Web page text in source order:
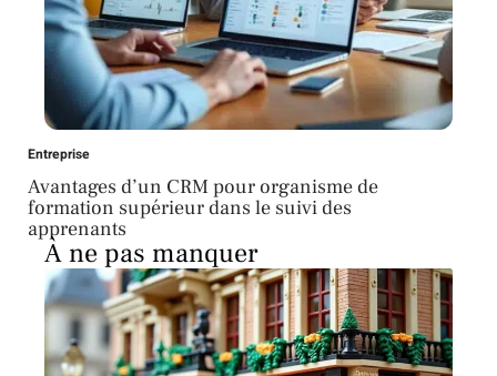
Entreprise
Avantages d’un CRM pour organisme de
formation supérieur dans le suivi des
apprenants
À ne pas manquer